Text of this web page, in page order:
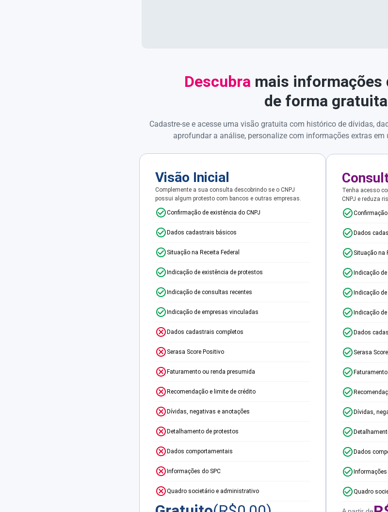
Descubra mais informações
de forma gratuita
Cadastre-se e acesse uma visão gratuita com histórico de dívidas,
aprofundar a análise, personalize com informações extras
Visão Inicial
Complemente a sua consulta descobrindo se o CNPJ
possui algum protesto com bancos e outras empresas.
Confirmação de existência do CNPJ
Dados cadastrais básicos
Situação na Receita Federal
Indicação de existência de protestos
Indicação de consultas recentes
Indicação de empresas vinculadas
Dados cadastrais completos
Serasa Score Positivo
Faturamento ou renda presumida
Recomendação e limite de crédito
Dívidas, negativas e anotações
Detalhamento de protestos
Dados comportamentais
Informações do SPC
Quadro societário e administrativo
Tenha acesso
CNPJ e reduza
Dados
Situação na
Indicação
Indicação
Indicação
Dados
Serasa
Dívidas,
Dados
Informações
Quadro